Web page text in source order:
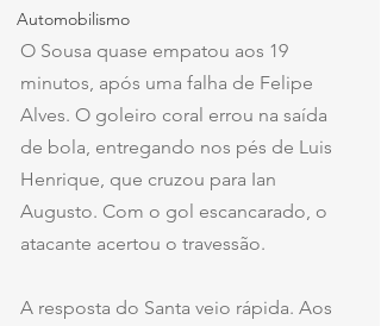
Automobilismo
O Sousa quase empatou aos 19
minutos, após uma falha de Felipe
Alves. O goleiro coral errou na saída
de bola, entregando nos pés de Luis
Henrique, que cruzou para Ian
Augusto. Com o gol escancarado, o
atacante acertou o travessão.
A resposta do Santa veio rápida. Aos